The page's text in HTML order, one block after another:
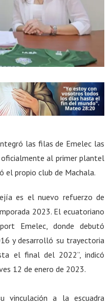
las filas de Emelec las
al primer plantel
el propio club de Machala.
es el nuevo refuerzo de
2023. El ecuatoriano
Emelec, donde debutó
y desarrolló su trayectoria
el final del 2022”, indicó
12 de enero de 2023.
vinculación a la escuadra